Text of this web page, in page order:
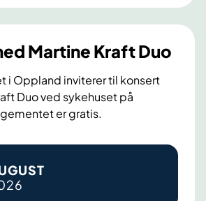
Martine Kraft Duo
i Oppland inviterer til konsert
Duo ved sykehuset på
er gratis.